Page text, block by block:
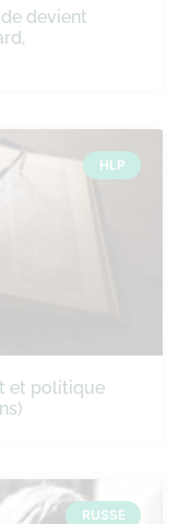
devient
HLP
et politique
RUSSE